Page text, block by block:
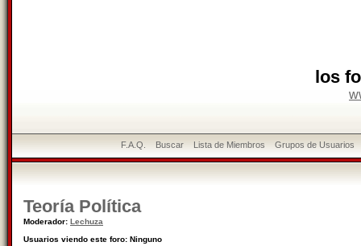
los
F.A.Q. Buscar Lista de Miembros Grupos de Usuarios
Teoría Política
Moderador: Lechuza
Usuarios viendo este foro: Ninguno